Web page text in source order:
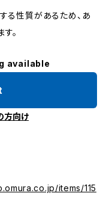
る性質があるため、あ
。
available
方向け
items/115